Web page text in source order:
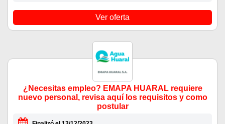
Ver oferta
¿Necesitas empleo? EMAPA HUARAL requiere
nuevo personal, revisa aquí los requisitos y como
postular